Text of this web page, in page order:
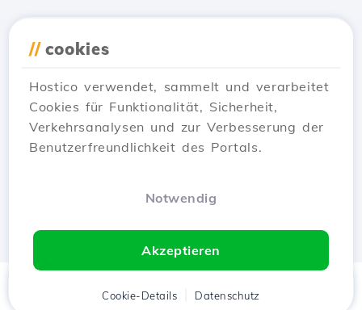
// cookies
Hostico verwendet, sammelt und verarbeitet
Cookies für Funktionalität, Sicherheit,
Verkehrsanalysen und zur Verbesserung der
Benutzerfreundlichkeit des Portals.
Notwendig
Akzeptieren
Cookie-Details Datenschutz
Kunde Warenkorb Chat